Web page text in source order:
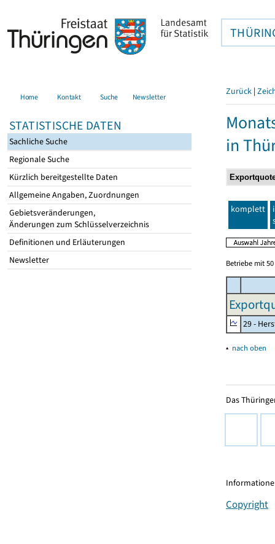
Home Kontakt Suche Newsletter
STATISTISCHE DATEN
Sachliche Suche
Regionale Suche
Kürzlich bereitgestellte Daten
Allgemeine Angaben, Zuordnungen
Gebietsveränderungen,
Änderungen zum Schlüsselverzeichnis
Definitionen und Erläuterungen
Newsletter
Zurück |
in
komplett
Betriebe mit
29 -
▴ nach oben
Das
Copyright